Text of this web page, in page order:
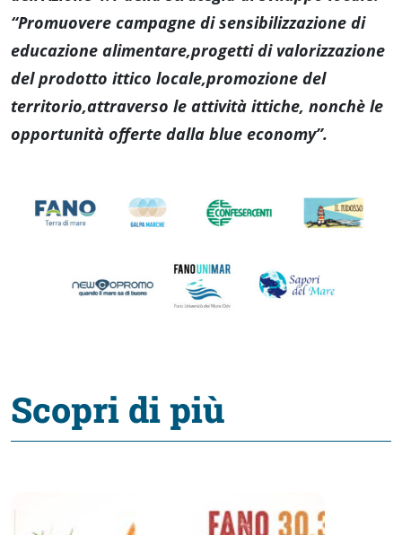
“Promuovere campagne di sensibilizzazione di
educazione alimentare,progetti di valorizzazione
del prodotto ittico locale,promozione del
territorio,attraverso le attività ittiche, nonchè le
opportunità offerte dalla blue economy”.
Scopri di più